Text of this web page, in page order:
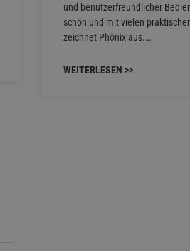
und benutzerfreundlicher
schön und mit vielen
zeichnet Phönix aus.…
WEITERLESEN >>